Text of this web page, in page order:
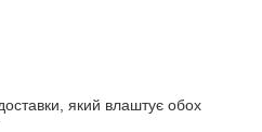
який влаштує обох